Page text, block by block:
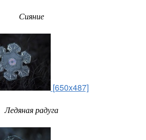
Сияние
[650x487]
Ледяная радуга